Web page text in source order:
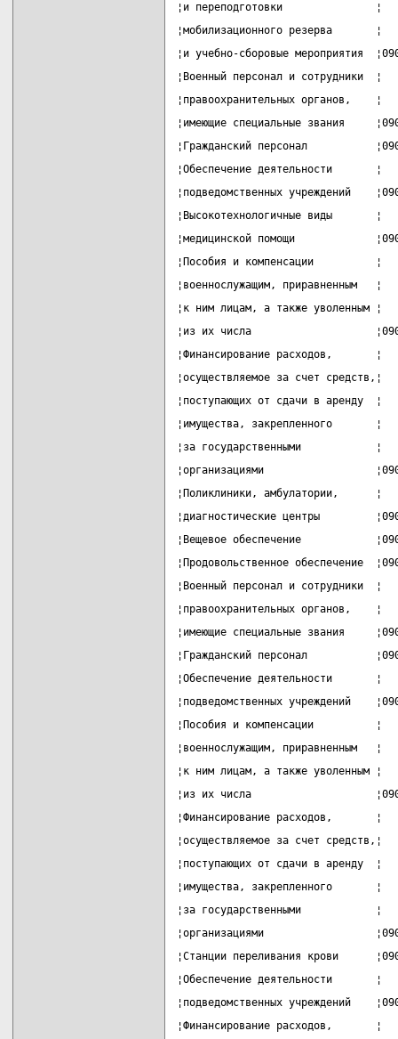
¦и переподготовки
¦мобилизационного резерва
¦и учебно-сборовые мероприятия
¦Военный персонал и
¦правоохранительных
¦имеющие специальные звания
¦Гражданский персонал
¦Обеспечение деятельности
¦подведомственных учреждений
¦Высокотехнологичные виды
¦медицинской помощи
¦Пособия и компенсации
¦военнослужащим,
¦к ним лицам, а также
¦из их числа
¦Финансирование расходов,
¦осуществляемое за счет
¦поступающих от сдачи в
¦имущества, закрепленного
¦за государственными
¦организациями
¦Поликлиники,
¦диагностические центры
¦Вещевое обеспечение
¦Продовольственное обеспечение
¦Военный персонал и
¦правоохранительных
¦имеющие специальные звания
¦Гражданский персонал
¦Обеспечение деятельности
¦подведомственных учреждений
¦Пособия и компенсации
¦военнослужащим,
¦к ним лицам, а также
¦из их числа
¦Финансирование расходов,
¦осуществляемое за счет
¦поступающих от сдачи в
¦имущества, закрепленного
¦за государственными
¦организациями
¦Станции переливания крови
¦Обеспечение деятельности
¦подведомственных учреждений
¦Финансирование расходов,